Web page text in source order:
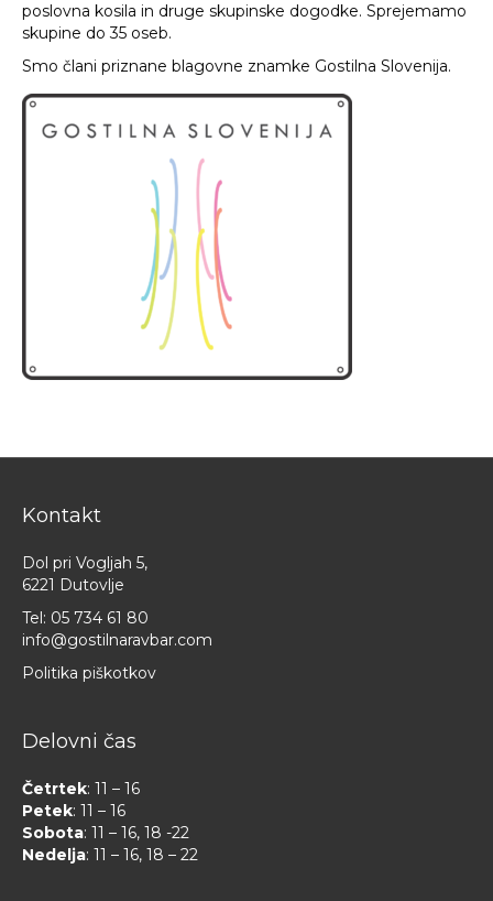
poslovna kosila in druge skupinske dogodke. Sprejemamo
skupine do 35 oseb.
Smo člani priznane blagovne znamke Gostilna Slovenija.
Kontakt
Dol pri Vogljah 5,
6221 Dutovlje
Tel: 05 734 61 80
info@gostilnaravbar.com
Politika piškotkov
Delovni čas
Četrtek: 11 – 16
Petek: 11 – 16
Sobota: 11 – 16, 18 -22
Nedelja: 11 – 16, 18 – 22